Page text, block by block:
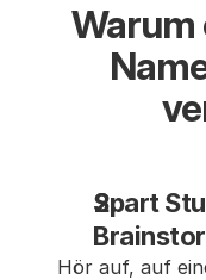
Warum
Spart
Hör auf, auf